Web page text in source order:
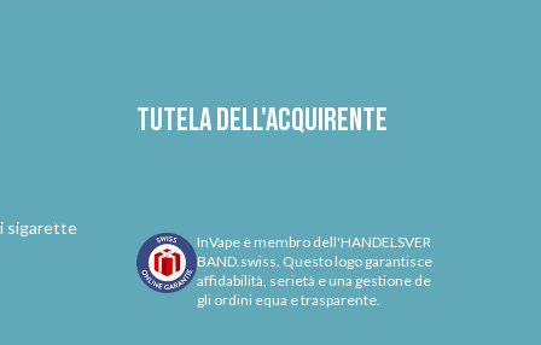
sigarette
Tutela dell'acquirente
InVape è membro dell'HANDELSVER
BAND.swiss. Questo logo garantisce
affidabilità, serietà e una gestione de
gli ordini equa e trasparente.